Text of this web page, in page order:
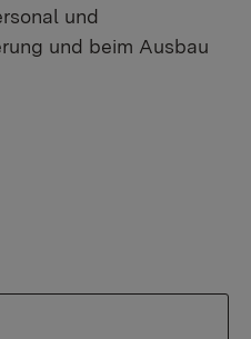
und
und beim Ausbau